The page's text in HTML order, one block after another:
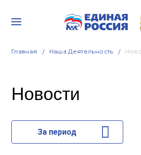
Главная Наша Деятельность
Новости
За период